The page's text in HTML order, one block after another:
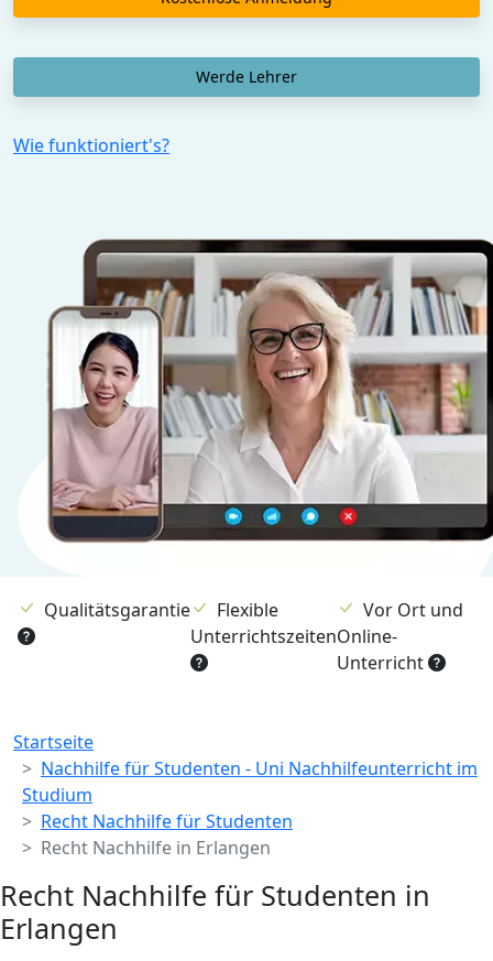
Werde Lehrer
Wie funktioniert's?
Qualitätsgarantie
Flexible
Unterrichtszeiten
Vor Ort und
Online-
Unterricht
Breadcrumb
Startseite
Nachhilfe für Studenten - Uni Nachhilfeunterricht im
Studium
Recht Nachhilfe für Studenten
Recht Nachhilfe in Erlangen
Recht Nachhilfe für Studenten in
Erlangen